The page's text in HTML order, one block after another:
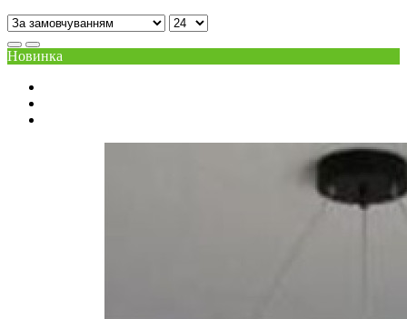
Новинка